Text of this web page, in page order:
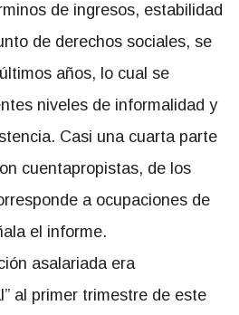
de ingresos, estabilidad
de derechos sociales, se
años, lo cual se
niveles de informalidad y
Casi una cuarta parte
cuentapropistas, de los
a ocupaciones de
el informe.
asalariada era
al primer trimestre de este